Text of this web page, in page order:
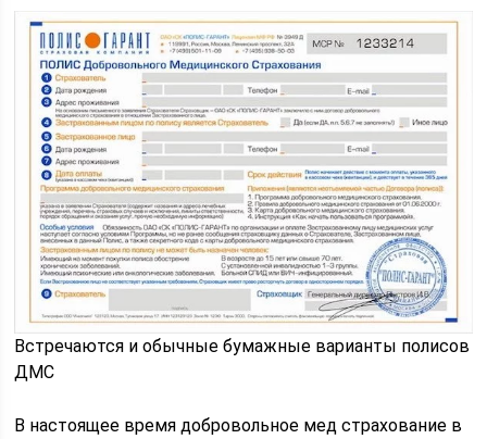
Встречаются и обычные бумажные варианты полисов
ДМС
В настоящее время добровольное мед страхование в